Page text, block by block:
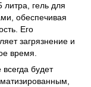
гель для
обеспечивая
Его
загрязнение и
время.
будет